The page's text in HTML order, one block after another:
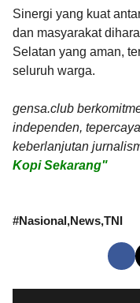
Sinergi yang kuat
dan masyarakat
Selatan yang aman,
seluruh warga.
gensa.club
independen,
keberlanjutan
Kopi Sekarang"
#Nasional News TNI